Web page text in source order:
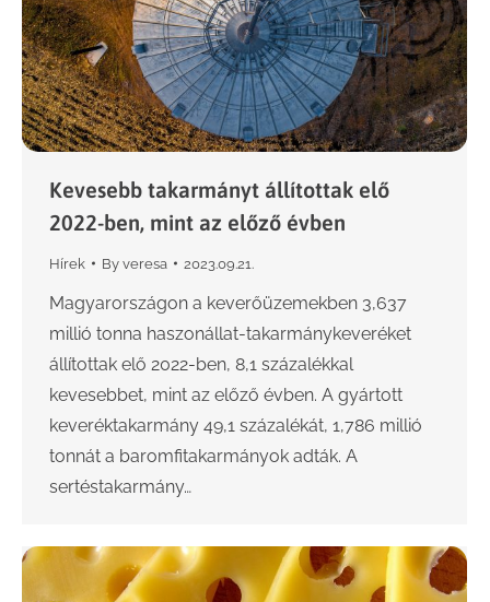
Kevesebb takarmányt állítottak elő
2022-ben, mint az előző évben
Hírek By veresa 2023.09.21.
Magyarországon a keverőüzemekben 3,637
millió tonna haszonállat-takarmánykeveréket
állítottak elő 2022-ben, 8,1 százalékkal
kevesebbet, mint az előző évben. A gyártott
keveréktakarmány 49,1 százalékát, 1,786 millió
tonnát a baromfitakarmányok adták. A
sertéstakarmány…